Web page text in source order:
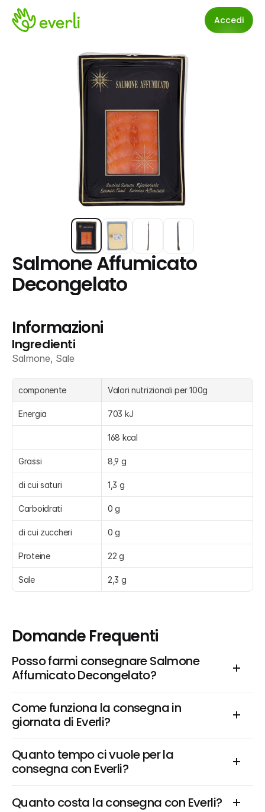
Accedi
Salmone Affumicato
Decongelato
Informazioni
Ingredienti
Salmone, Sale
componente Valori nutrizionali per 100g
Energia 703 kJ
168 kcal
Grassi 8,9 g
di cui saturi 1,3 g
Carboidrati 0 g
di cui zuccheri 0 g
Proteine 22 g
Sale 2,3 g
Domande Frequenti
Posso farmi consegnare Salmone
Affumicato Decongelato?
Come funziona la consegna in
giornata di Everli?
Quanto tempo ci vuole per la
consegna con Everli?
Quanto costa la consegna con Everli?